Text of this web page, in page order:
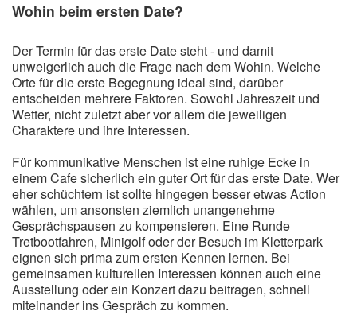
Liebeslieder
Liebestexte
Liebeszauber
Partnerschaft / Beziehung
erstes Date
Traumfrau / Traummann finden
Zufallsspruch
Wohin beim ersten Date?
Der Termin für das erste Date steht - und damit
unweigerlich auch die Frage nach dem Wohin. Welche
Orte für die erste Begegnung ideal sind, darüber
entscheiden mehrere Faktoren. Sowohl Jahreszeit und
Wetter, nicht zuletzt aber vor allem die jeweiligen
Charaktere und ihre Interessen.
Für kommunikative Menschen ist eine ruhige Ecke in
einem Cafe sicherlich ein guter Ort für das erste Date. Wer
eher schüchtern ist sollte hingegen besser etwas Action
wählen, um ansonsten ziemlich unangenehme
Gesprächspausen zu kompensieren. Eine Runde
Tretbootfahren, Minigolf oder der Besuch im Kletterpark
eignen sich prima zum ersten Kennen lernen. Bei
gemeinsamen kulturellen Interessen können auch eine
Ausstellung oder ein Konzert dazu beitragen, schnell
miteinander ins Gespräch zu kommen.